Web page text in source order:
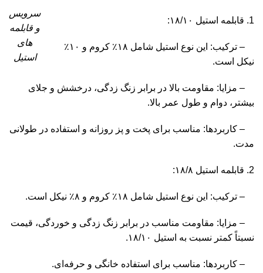
سرویس
و قابلمه
های
استیل
1. قابلمه استیل ۱۸/۱۰:
– ترکیب: این نوع استیل شامل ۱۸٪ کروم و ۱۰٪
نیکل است.
– مزایا: مقاومت بالا در برابر زنگ زدگی، درخشش و جلای
بیشتر، دوام و طول عمر بالا.
– کاربردها: مناسب برای پخت و پز روزانه و استفاده در طولانی
مدت.
2. قابلمه استیل ۱۸/۸:
– ترکیب: این نوع استیل شامل ۱۸٪ کروم و ۸٪ نیکل است.
– مزایا: مقاومت مناسب در برابر زنگ زدگی و خوردگی، قیمت
نسبتاً کمتر نسبت به استیل ۱۸/۱۰.
– کاربردها: مناسب برای استفاده خانگی و حرفه‌ای.